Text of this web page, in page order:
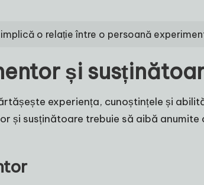
o relație între o persoană
și
experiența, cunoștințele și
și susținătoare trebuie să aibă